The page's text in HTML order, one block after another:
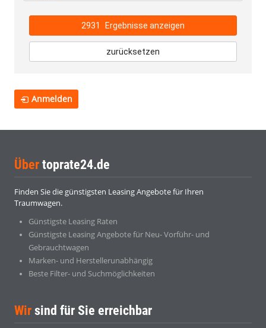
2931 Ergebnisse anzeigen
zurücksetzen
Anmelden
Über toprate24.de
Finden Sie die günstigsten Leasing Angebote für Ihren
Traumwagen.
Günstigste Leasing Raten
Günstigste Leasing Angebote für Neu- Vorführ- und
Gebrauchtwagen
Marken- und Herstellerunabhängig
Beste Filter- und Suchmöglichkeiten
Wir sind für Sie erreichbar